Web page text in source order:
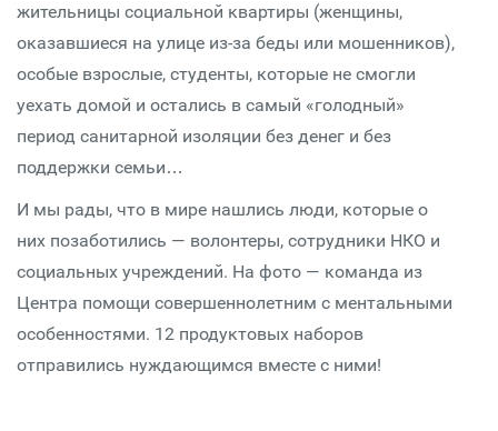
жительницы социальной квартиры (женщины,
оказавшиеся на улице из-за беды или мошенников),
особые взрослые, студенты, которые не смогли
уехать домой и остались в самый «голодный»
период санитарной изоляции без денег и без
поддержки семьи…
И мы рады, что в мире нашлись люди, которые о
них позаботились — волонтеры, сотрудники НКО и
социальных учреждений. На фото — команда из
Центра помощи совершеннолетним с ментальными
особенностями. 12 продуктовых наборов
отправились нуждающимся вместе с ними!